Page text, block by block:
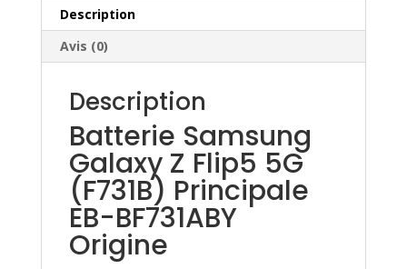
Principale
EB-
BF731ABY
Description
Avis (0)
Description
Batterie Samsung
Galaxy Z Flip5 5G
(F731B) Principale
EB-BF731ABY
Origine